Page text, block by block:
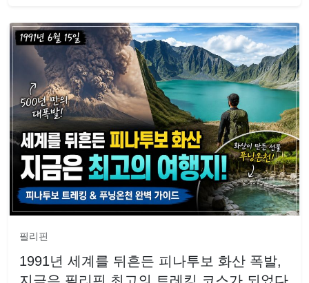
필리핀
1991년 세계를 뒤흔든 피나투보 화산 폭발,